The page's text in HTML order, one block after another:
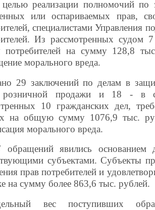
реализации полномочий по
или оспариваемых прав,
специалистами Управления
Из рассмотренных судом
потребителей на сумму 128,8
морального вреда.
29 заключений по делам в
розничной продажи и 18 - в
10 гражданских дел,
на общую сумму 1076,9 тыс.
морального вреда.
обращений явились основанием
субъектами. Субъекты
прав потребителей и
на сумму более 863,6 тыс. рублей.
вес поступивших